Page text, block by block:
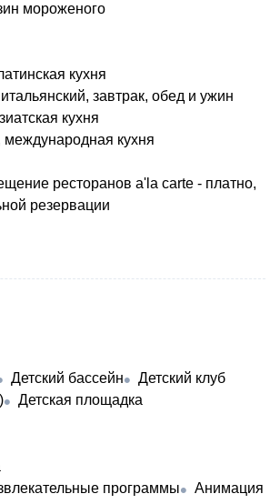
мороженого
кухня
завтрак, обед и ужин
кухня
международная кухня
ресторанов a'la carte - платно,
резервации
Детский бассейн
Детский клуб
Детская площадка
программы
Анимация